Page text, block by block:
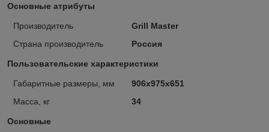
Основные атрибуты
Производитель
Grill Master
Страна производитель
Россия
Пользовательские характеристики
Габаритные размеры, мм
906х975х651
Масса, кг
34
Основные